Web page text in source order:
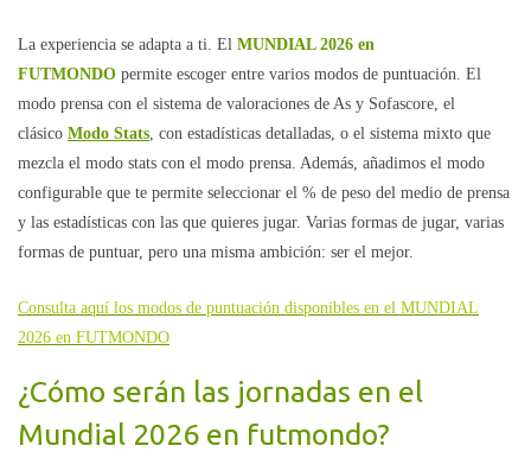
La experiencia se adapta a ti. El MUNDIAL 2026 en
FUTMONDO permite escoger entre varios modos de puntuación. El
modo prensa con el sistema de valoraciones de As y Sofascore, el
clásico Modo Stats, con estadísticas detalladas, o el sistema mixto que
mezcla el modo stats con el modo prensa. Además, añadimos el modo
configurable que te permite seleccionar el % de peso del medio de prensa
y las estadísticas con las que quieres jugar. Varias formas de jugar, varias
formas de puntuar, pero una misma ambición: ser el mejor.
Consulta aquí los modos de puntuación disponibles en el MUNDIAL
2026 en FUTMONDO
¿Cómo serán las jornadas en el
Mundial 2026 en futmondo?